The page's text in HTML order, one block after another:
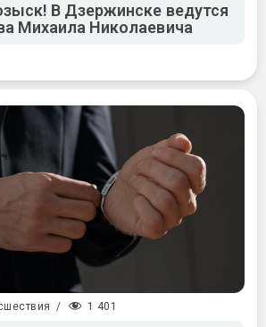
В Дзержинске ведутся
Михаила Николаевича
/ 1 401